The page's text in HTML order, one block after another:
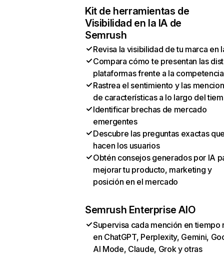
Kit de herramientas de
Visibilidad en la IA de
Semrush
Revisa la visibilidad de tu marca en
Compara cómo te presentan las
plataformas frente a la competencia
Rastrea el sentimiento y las
de características a lo largo del
Identificar brechas de mercado
emergentes
Descubre las preguntas exactas
hacen los usuarios
Obtén consejos generados por IA
mejorar tu producto, marketing y
posición en el mercado
Semrush Enterprise AIO
Supervisa cada mención en tiempo
en ChatGPT, Perplexity, Gemini,
AI Mode, Claude, Grok y otras